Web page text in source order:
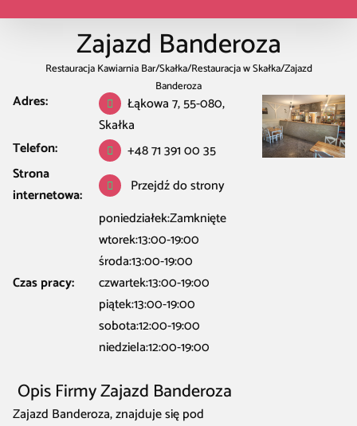
Zajazd Banderoza
Restauracja Kawiarnia Bar/Skałka/Restauracja w Skałka/Zajazd
Banderoza
Adres:
Łąkowa 7, 55-080,
Skałka
Telefon:
+48 71 391 00 35
Strona
internetowa:
Przejdź do strony
Czas pracy:
poniedziałek:Zamknięte
wtorek:13:00-19:00
środa:13:00-19:00
czwartek:13:00-19:00
piątek:13:00-19:00
sobota:12:00-19:00
niedziela:12:00-19:00
Opis Firmy Zajazd Banderoza
Zajazd Banderoza, znajduje się pod